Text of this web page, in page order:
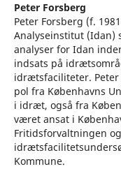
Peter Forsberg
Peter Forsberg (f.
Analyseinstitut (Idan)
analyser for Idan
indsats på
idrætsfaciliteter. Peter
pol fra Københavns
i idræt, også fra
været ansat i
Fritidsforvaltningen
Kommune.